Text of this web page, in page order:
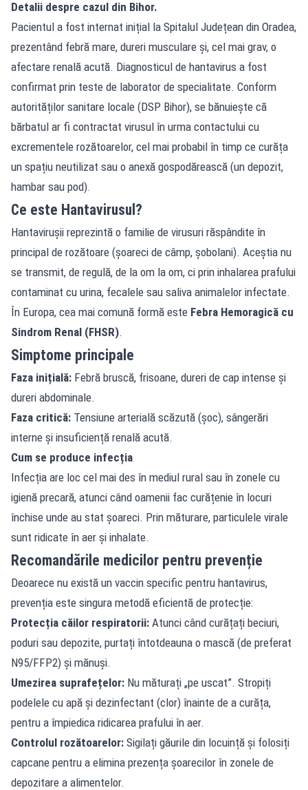
Detalii despre cazul din Bihor.
Pacientul a fost internat inițial la Spitalul Județean din Oradea,
prezentând febră mare, dureri musculare și, cel mai grav, o
afectare renală acută. Diagnosticul de hantavirus a fost
confirmat prin teste de laborator de specialitate. Conform
autorităților sanitare locale (DSP Bihor), se bănuiește că
bărbatul ar fi contractat virusul în urma contactului cu
excrementele rozătoarelor, cel mai probabil în timp ce curăța
un spațiu neutilizat sau o anexă gospodărească (un depozit,
hambar sau pod).
Ce este Hantavirusul?
Hantavirușii reprezintă o familie de virusuri răspândite în
principal de rozătoare (șoareci de câmp, șobolani). Aceștia nu
se transmit, de regulă, de la om la om, ci prin inhalarea prafului
contaminat cu urina, fecalele sau saliva animalelor infectate.
În Europa, cea mai comună formă este Febra Hemoragică cu
Sindrom Renal (FHSR).
Simptome principale
Faza inițială: Febră bruscă, frisoane, dureri de cap intense și
dureri abdominale.
Faza critică: Tensiune arterială scăzută (șoc), sângerări
interne și insuficiență renală acută.
Cum se produce infecția
Infecția are loc cel mai des în mediul rural sau în zonele cu
igienă precară, atunci când oamenii fac curățenie în locuri
închise unde au stat șoareci. Prin măturare, particulele virale
sunt ridicate în aer și inhalate.
Recomandările medicilor pentru prevenție
Deoarece nu există un vaccin specific pentru hantavirus,
prevenția este singura metodă eficientă de protecție:
Protecția căilor respiratorii: Atunci când curățați beciuri,
poduri sau depozite, purtați întotdeauna o mască (de preferat
N95/FFP2) și mănuși.
Umezirea suprafețelor: Nu măturați „pe uscat”. Stropiți
podelele cu apă și dezinfectant (clor) înainte de a curăța,
pentru a împiedica ridicarea prafului în aer.
Controlul rozătoarelor: Sigilați găurile din locuință și folosiți
capcane pentru a elimina prezența șoarecilor în zonele de
depozitare a alimentelor.